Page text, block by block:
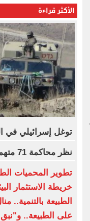
الأكثر قراءة
توغل إسرائيلي في
نظر محاكمة 71 متهما بخلية اللجان الإدارية اليوم
تطوير المحميات
خريطة الاستثمار
الطبيعة بالتنمية..
على الطبيعة..